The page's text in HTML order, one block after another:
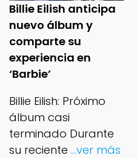
Billie Eilish anticipa
nuevo álbum y
comparte su
experiencia en
‘Barbie’
Billie Eilish: Próximo
álbum casi
terminado Durante
su reciente...ver más